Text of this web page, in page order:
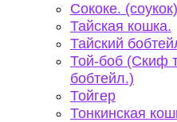
Сококе. (соукок)
Тайская кошка.
Тайский
Той-боб (Скиф
бобтейл.)
Тойгер
Тонкинская